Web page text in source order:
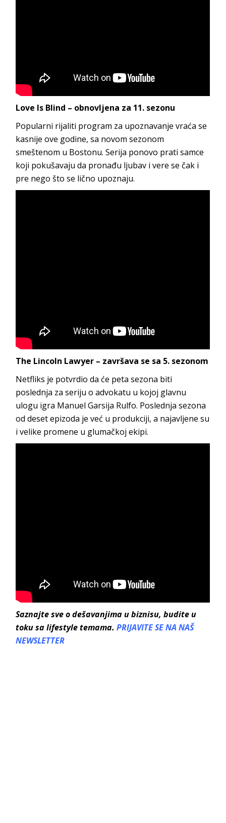
Love Is Blind – obnovljena za 11. sezonu
Popularni rijaliti program za upoznavanje vraća se
kasnije ove godine, sa novom sezonom
smeštenom u Bostonu. Serija ponovo prati samce
koji pokušavaju da pronađu ljubav i vere se čak i
pre nego što se lično upoznaju.
The Lincoln Lawyer – završava se sa 5. sezonom
Netfliks je potvrdio da će peta sezona biti
poslednja za seriju o advokatu u kojoj glavnu
ulogu igra Manuel Garsija Rulfo. Poslednja sezona
od deset epizoda je već u produkciji, a najavljene su
i velike promene u glumačkoj ekipi.
Saznajte sve o dešavanjima u biznisu, budite u
toku sa lifestyle temama.PRIJAVITE SE NA NAŠ
NEWSLETTER